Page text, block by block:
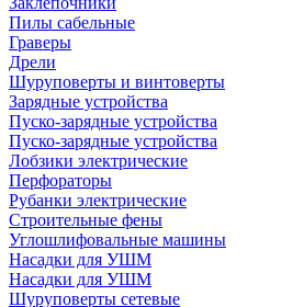
Пилы сабельные
Граверы
Дрели
Шуруповерты и винтоверты
Зарядные устройства
Пуско-зарядные устройства
Пуско-зарядные устройства
Лобзики электрические
Перфораторы
Рубанки электрические
Строительные фены
Углошлифовальные машины
Насадки для УШМ
Насадки для УШМ
Шуруповерты сетевые